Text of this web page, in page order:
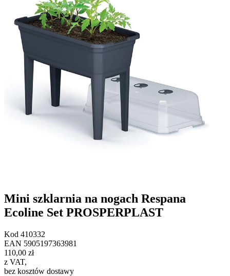
Mini szklarnia na nogach Respana
Ecoline Set PROSPERPLAST
Kod 410332
EAN 5905197363981
110,00 zł
z VAT,
bez kosztów dostawy